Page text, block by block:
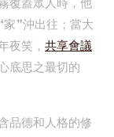
覆蓋眾人時，他
”沖出往；當大
夜笑， 共享會議
底思之最切的
品德和人格的修